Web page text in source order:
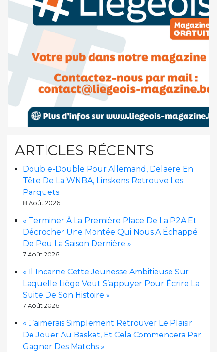
ARTICLES RÉCENTS
Double-Double Pour Allemand, Delaere En
Tête De La WNBA, Linskens Retrouve Les
Parquets
8 Août 2026
« Terminer À La Première Place De La P2A Et
Décrocher Une Montée Qui Nous A Échappé
De Peu La Saison Dernière »
7 Août 2026
« Il Incarne Cette Jeunesse Ambitieuse Sur
Laquelle Liège Veut S’appuyer Pour Écrire La
Suite De Son Histoire »
7 Août 2026
« J’aimerais Simplement Retrouver Le Plaisir
De Jouer Au Basket, Et Cela Commencera Par
Gagner Des Matchs »